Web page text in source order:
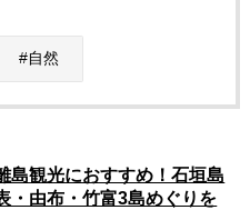
自然
島観光におすすめ！石垣島
・由布・竹富3島めぐりを